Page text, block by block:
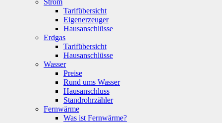
Strom
Tarifübersicht
Eigenerzeuger
Hausanschlüsse
Erdgas
Tarifübersicht
Hausanschlüsse
Wasser
Preise
Rund ums Wasser
Hausanschluss
Standrohrzähler
Fernwärme
Was ist Fernwärme?